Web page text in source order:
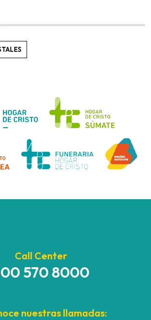
Call Center
570 8000
nuestras llamadas: